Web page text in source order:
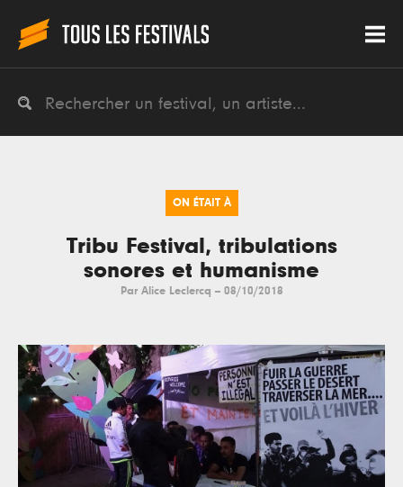
ON ÉTAIT À
Tribu Festival, tribulations
sonores et humanisme
Par Alice Leclercq -- 08/10/2018